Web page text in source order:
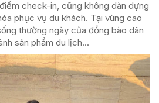
check-in, cũng không dàn dựng
phục vụ du khách. Tại vùng cao
thường ngày của đồng bào dân
sản phẩm du lịch...